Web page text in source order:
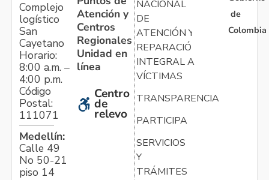
Complejo
logístico
San
Cayetano
Horario:
8:00 a.m. –
4:00 p.m.
Código
Postal:
111071
Medellín:
Calle 49
No 50-21
piso 14
Atención y
Centros
Regionales
Unidad en
línea
Centro
de
relevo
NACIONAL
DE
ATENCIÓN Y
REPARACIÓN
INTEGRAL A
VÍCTIMAS
TRANSPARENCIA
PARTICIPA
SERVICIOS
Y
TRÁMITES
de
Colombia